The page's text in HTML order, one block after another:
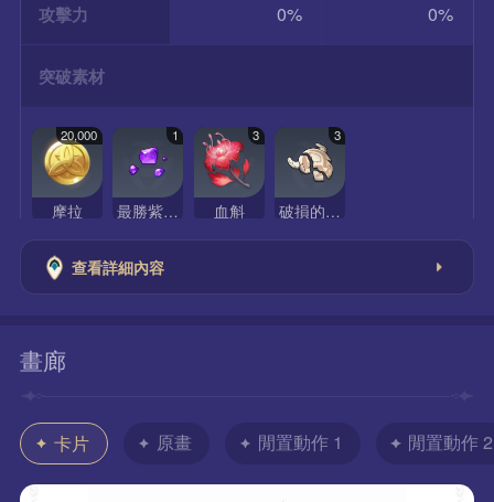
攻擊力 0% 0%
突破素材
20,000
摩拉
1
最勝紫晶碎屑
3
血斛
3
破損的面具
查看詳細內容
畫廊
卡片 原畫 閒置動作 1 閒置動作 2